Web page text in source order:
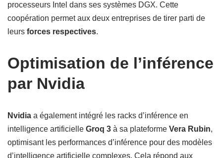
processeurs Intel dans ses systèmes DGX. Cette
coopération permet aux deux entreprises de tirer parti de
leurs forces respectives.
Optimisation de l’inférence
par Nvidia
Nvidia a également intégré les racks d’inférence en
intelligence artificielle Groq 3 à sa plateforme Vera Rubin,
optimisant les performances d’inférence pour des modèles
d’intelligence artificielle complexes. Cela répond aux